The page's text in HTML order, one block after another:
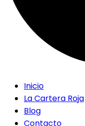
Inicio
La Cartera Roja
Blog
Contacto